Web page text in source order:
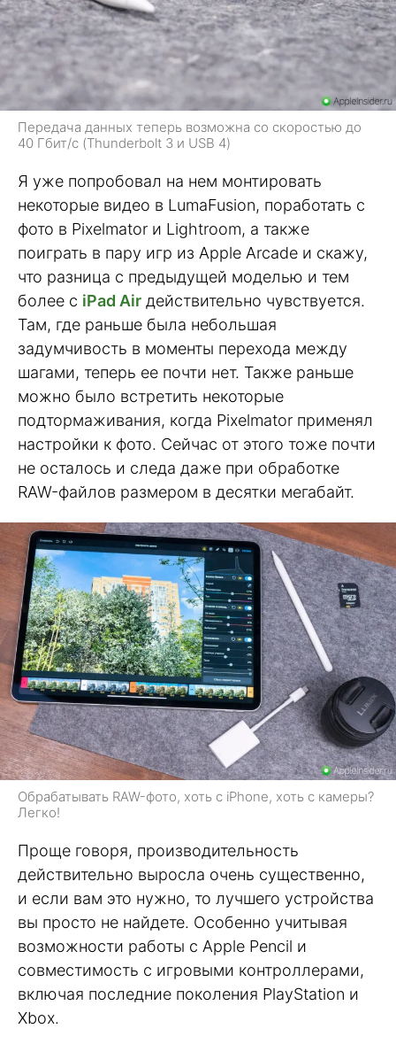
Передача данных теперь возможна со скоростью до
40 Гбит/с (Thunderbolt 3 и USB 4)
Я уже попробовал на нем монтировать
некоторые видео в LumaFusion, поработать с
фото в Pixelmator и Lightroom, а также
поиграть в пару игр из Apple Arcade и скажу,
что разница с предыдущей моделью и тем
более с iPad Air действительно чувствуется.
Там, где раньше была небольшая
задумчивость в моменты перехода между
шагами, теперь ее почти нет. Также раньше
можно было встретить некоторые
подтормаживания, когда Pixelmator применял
настройки к фото. Сейчас от этого тоже почти
не осталось и следа даже при обработке
RAW-файлов размером в десятки мегабайт.
Обрабатывать RAW-фото, хоть с iPhone, хоть с камеры?
Легко!
Проще говоря, производительность
действительно выросла очень существенно,
и если вам это нужно, то лучшего устройства
вы просто не найдете. Особенно учитывая
возможности работы с Apple Pencil и
совместимость с игровыми контроллерами,
включая последние поколения PlayStation и
Xbox.